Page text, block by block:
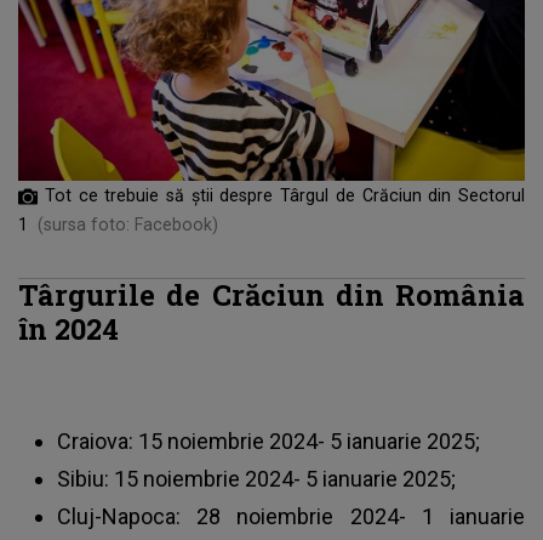
Tot ce trebuie să știi despre Târgul de Crăciun din Sectorul
1
(sursa foto: Facebook)
Târgurile de Crăciun din România
în 2024
Craiova: 15 noiembrie 2024- 5 ianuarie 2025;
Sibiu: 15 noiembrie 2024- 5 ianuarie 2025;
Cluj-Napoca: 28 noiembrie 2024- 1 ianuarie